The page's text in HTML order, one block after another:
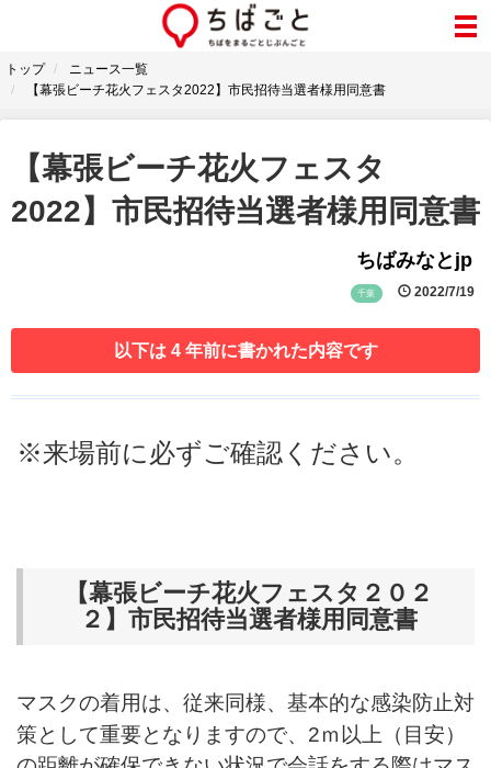
トップ
ニュース一覧
【幕張ビーチ花火フェスタ2022】市民招待当選者様用同意書
【幕張ビーチ花火フェスタ
2022】市民招待当選者様用同意書
ちばみなとjp
千葉 2022/7/19
以下は 4 年前に書かれた内容です
※来場前に必ずご確認ください。
【幕張ビーチ花火フェスタ２０２
２】市民招待当選者様用同意書
マスクの着用は、従来同様、基本的な感染防止対
策として重要となりますので、2ｍ以上（目安）